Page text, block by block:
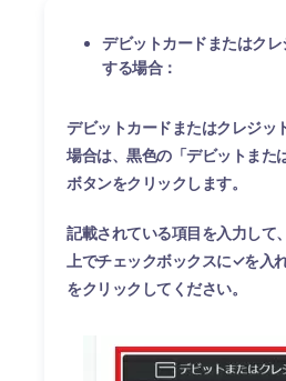
デビットカードまたはク
する場合：
デビットカードまたはクレジッ
場合は、黒色の「デビットまた
ボタンをクリックします。
記載されている項目を入力して
上でチェックボックスに✓を入
をクリックしてください。